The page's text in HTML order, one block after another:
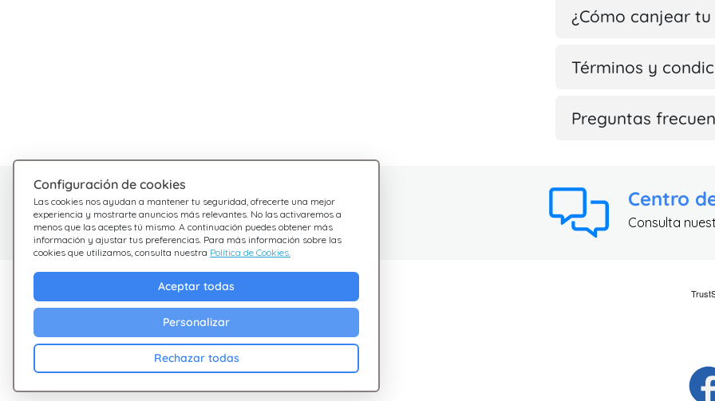
¿Cómo canjear
Términos y
Preguntas
Configuración de cookies
Las cookies nos ayudan a mantener tu seguridad, ofrecerte una mejor
experiencia y mostrarte anuncios más relevantes. No las activaremos a
menos que las aceptes tú mismo. A continuación puedes obtener más
información y ajustar tus preferencias. Para más información sobre las
cookies que utilizamos, consulta nuestra Política de Cookies.
Aceptar todas
Personalizar
Rechazar todas
¿Tienes dudas?
Estamos aquí para ayudarte
Centro
Consulta
Descubre Giftsy
Cashback
Blog
Condiciones
Cookies